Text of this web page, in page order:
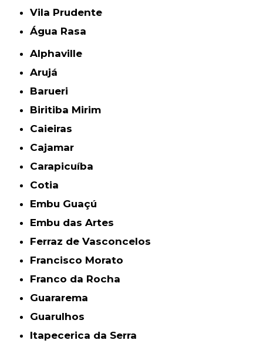
Vila Prudente
Água Rasa
Alphaville
Arujá
Barueri
Biritiba Mirim
Caieiras
Cajamar
Carapicuíba
Cotia
Embu Guaçú
Embu das Artes
Ferraz de Vasconcelos
Francisco Morato
Franco da Rocha
Guararema
Guarulhos
Itapecerica da Serra